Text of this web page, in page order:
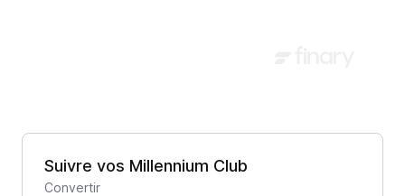
Suivre vos Millennium Club
Convertir